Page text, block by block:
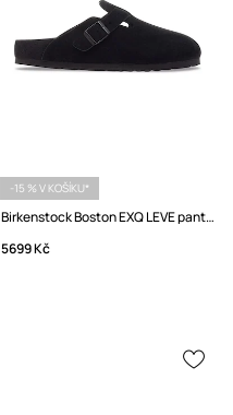
-15 % V KOŠÍKU*
Birkenstock Boston EXQ LEVE pantofle nazouváky pánské semišové
5699 Kč